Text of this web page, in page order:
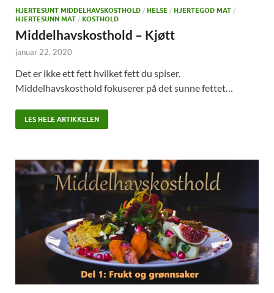
HJERTESUNT MIDDELHAVSKOSTHOLD / HELSE / HJERTEGOD MAT /
HJERTESUNN MAT / KOSTHOLD
Middelhavskosthold – Kjøtt
januar 22, 2020
Det er ikke ett fett hvilket fett du spiser.
Middelhavskosthold fokuserer på det sunne fettet…
LES HELE ARTIKKELEN